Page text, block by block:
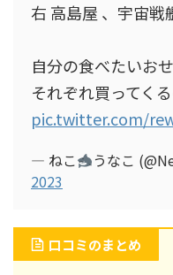
右 高島屋 、宇宙
自分の食べたいお
それぞれ買ってく
pic.twitter.com/
— ねこ うなこ
2023
口コミのまとめ